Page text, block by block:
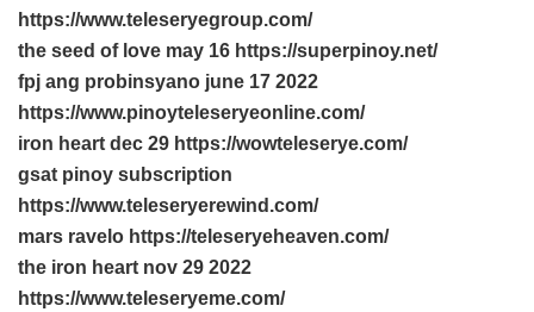
https://www.teleseryegroup.com/
the seed of love may 16 https://superpinoy.net/
fpj ang probinsyano june 17 2022
https://www.pinoyteleseryeonline.com/
iron heart dec 29 https://wowteleserye.com/
gsat pinoy subscription
https://www.teleseryerewind.com/
mars ravelo https://teleseryeheaven.com/
the iron heart nov 29 2022
https://www.teleseryeme.com/